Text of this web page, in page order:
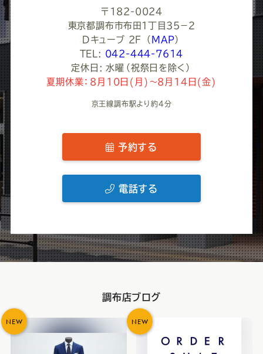
〒182-0024
東京都調布市布田１丁目35−２
Dキューブ 2F
（ MAP）
TEL: 042-444-7614
定休日: 水曜（祝祭日を除く）
夏期休業：8月10日(月)～8月14日(金)
京王線調布駅より約4分
予約する
電話する
調布店ブログ
NEW NEW